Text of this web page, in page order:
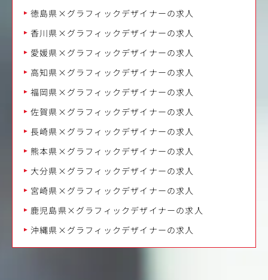
徳島県×グラフィックデザイナーの求人
香川県×グラフィックデザイナーの求人
愛媛県×グラフィックデザイナーの求人
高知県×グラフィックデザイナーの求人
福岡県×グラフィックデザイナーの求人
佐賀県×グラフィックデザイナーの求人
長崎県×グラフィックデザイナーの求人
熊本県×グラフィックデザイナーの求人
大分県×グラフィックデザイナーの求人
宮崎県×グラフィックデザイナーの求人
鹿児島県×グラフィックデザイナーの求人
沖縄県×グラフィックデザイナーの求人